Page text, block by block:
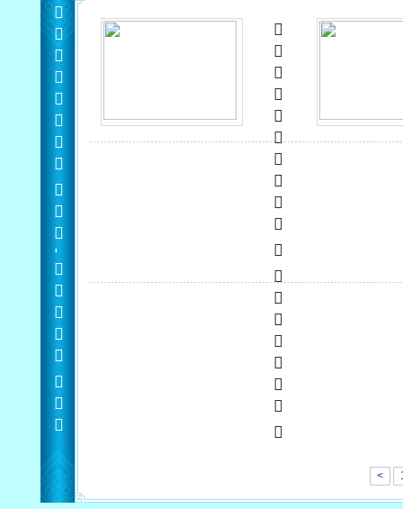
  -       <